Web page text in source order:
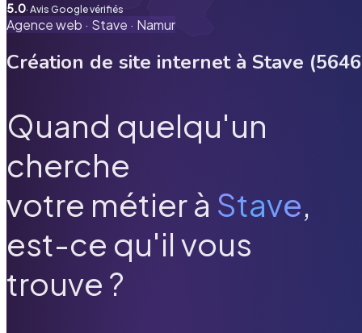
5.0· Avis Google vérifiés
Agence web · Stave · Namur
Création de site internet à Stave (5646
Quand quelqu'un
cherche
votre métier à Stave,
est-ce qu'il vous
trouve ?